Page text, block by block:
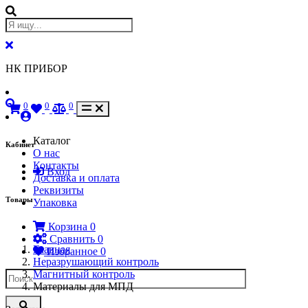
НК ПРИБОР
Кабинет
Вход
Товары
Корзина 0
Сравнить 0
Избранное 0
0 0 0
Каталог
О нас
Контакты
Доставка и оплата
Реквизиты
Упаковка
Главная
Неразрушающий контроль
Магнитный контроль
Материалы для МПД